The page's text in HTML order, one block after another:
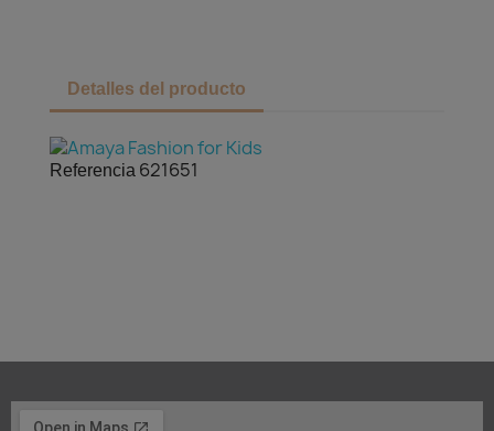
Detalles del producto
Referencia 621651